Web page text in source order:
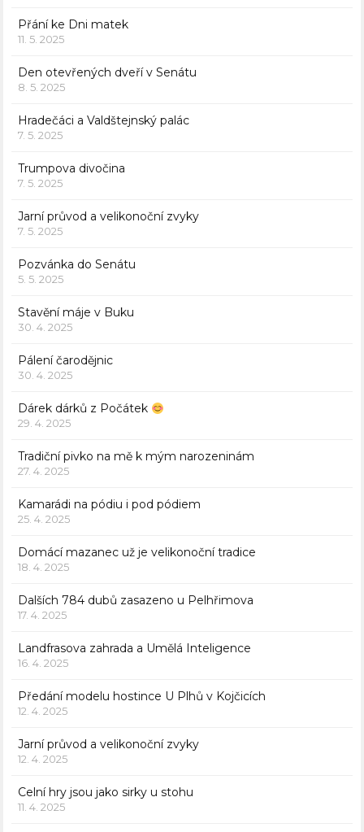
Přání ke Dni matek
11. 5. 2025
Den otevřených dveří v Senátu
8. 5. 2025
Hradečáci a Valdštejnský palác
7. 5. 2025
Trumpova divočina
7. 5. 2025
Jarní průvod a velikonoční zvyky
7. 5. 2025
Pozvánka do Senátu
5. 5. 2025
Stavění máje v Buku
30. 4. 2025
Pálení čarodějnic
30. 4. 2025
Dárek dárků z Počátek
29. 4. 2025
Tradiční pivko na mě k mým narozeninám
27. 4. 2025
Kamarádi na pódiu i pod pódiem
25. 4. 2025
Domácí mazanec už je velikonoční tradice
18. 4. 2025
Dalších 784 dubů zasazeno u Pelhřimova
17. 4. 2025
Landfrasova zahrada a Umělá Inteligence
16. 4. 2025
Předání modelu hostince U Plhů v Kojčicích
12. 4. 2025
Jarní průvod a velikonoční zvyky
12. 4. 2025
Celní hry jsou jako sirky u stohu
11. 4. 2025